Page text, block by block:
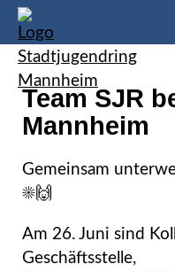
Team SJR
Mannheim
Gemeinsam
☀️🙌
Am 26. Juni sind
Geschäftsstelle,